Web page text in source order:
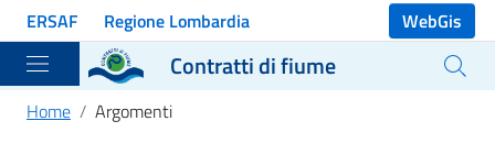
Vai ai contenuti
Vai al menu di navigazione
Vai al footer
ERSAF Regione Lombardia WebGis
Contratti di fiume
Home Argomenti